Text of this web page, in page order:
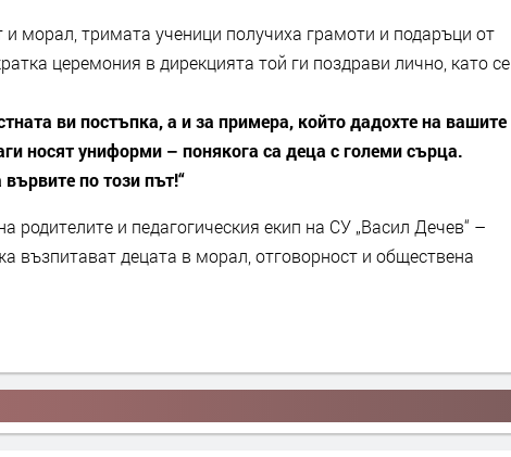
и морал, тримата ученици получиха грамоти и подаръци от
церемония в дирекцията той ги поздрави лично, като се
ви постъпка, а и за примера, който дадохте на вашите
носят униформи – понякога са деца с големи сърца.
по този път!“
и педагогическия екип на СУ „Васил Дечев“ –
възпитават децата в морал, отговорност и обществена